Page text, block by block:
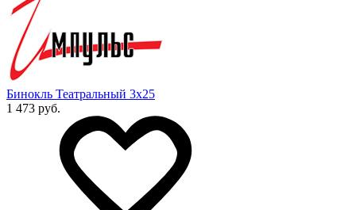
Бинокль Театральный 3х25
1 473 руб.